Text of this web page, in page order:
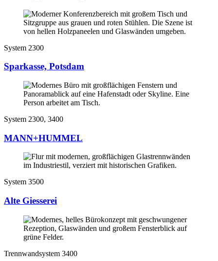
System 2300
Sparkasse, Potsdam
System 2300, 3400
MANN+HUMMEL
System 3500
Alte Giesserei
Trennwandsystem 3400